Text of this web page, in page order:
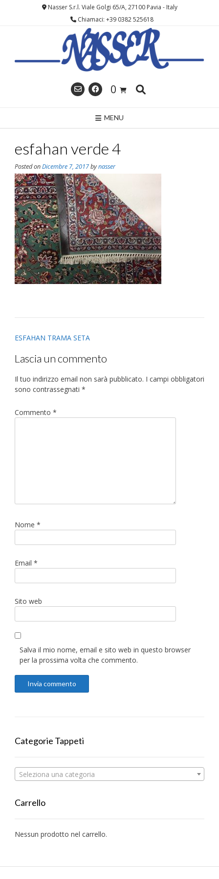
Nasser S.r.l. Viale Golgi 65/A, 27100 Pavia - Italy
Chiamaci: +39 0382 525618
0
MENU
esfahan verde 4
Posted onDicembre 7, 2017bynasser
Post
ESFAHAN TRAMA SETA
Lascia un commento
Il tuo indirizzo email non sarà pubblicato. I campi obbligatori
sono contrassegnati *
Commento *
Nome *
Email *
Sito web
Salva il mio nome, email e sito web in questo browser
per la prossima volta che commento.
Categorie Tappeti
Seleziona una categoria
Carrello
Nessun prodotto nel carrello.